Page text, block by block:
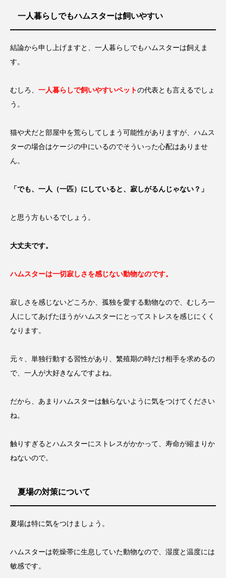
一人暮らしでもハムスターは飼いやすい
結論から申し上げますと、一人暮らしでもハムスターは飼えま
す。
むしろ、 一人暮らしで飼いやすいペットの代表とも言えるでしょ
う。
猫や犬だと部屋中を荒らしてしまう可能性がありますが、ハムス
ターの場合はケージの中にいるのでそういった心配はありませ
ん。
「でも、一人（一匹）にしていると、寂しがるんじゃない？」
と思う方もいるでしょう。
大丈夫です。
ハムスターは一切寂しさを感じない動物なのです。
寂しさを感じないどころか、孤独を愛する動物なので、むしろ一
人にしてあげたほうがハムスターにとってストレスを感じにくく
なります。
元々、単独行動する習性があり、繁殖期の時だけ相手を求めるの
で、一人が大好きなんですよね。
だから、あまりハムスターは触らないように気をつけてください
ね。
触りすぎるとハムスターにストレスがかかって、寿命が縮まりか
ねないので。
夏場の対策について
夏場は特に気をつけましょう。
ハムスターは乾燥帯に生息していた動物なので、湿度と温度には
敏感です。